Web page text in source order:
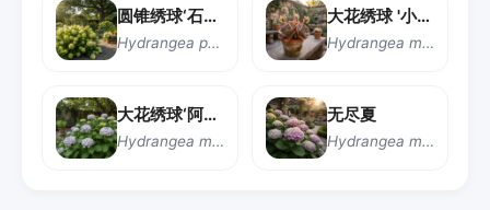
圆锥绣球‘石灰灯’
Hydrangea paniculata 'Limelight'
大花绣球 '小脾气'
Hydrangea macrophylla 'Wee Bit Grumpy'
大花绣球‘阿耶莎’
Hydrangea macrophylla 'Ayesha'
无尽夏
Hydrangea macrophylla 'Bailmer'